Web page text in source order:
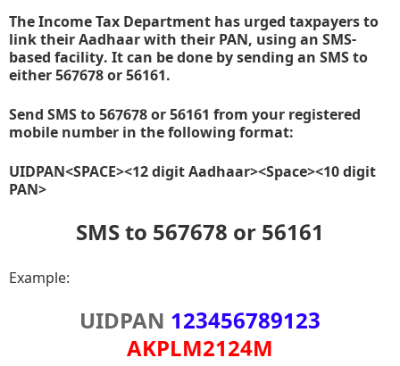
The Income Tax Department has urged taxpayers to
link their Aadhaar with their PAN, using an SMS-
based facility. It can be done by sending an SMS to
either 567678 or 56161.
Send SMS to 567678 or 56161 from your registered
mobile number in the following format:
UIDPAN<SPACE><12 digit Aadhaar><Space><10 digit
PAN>
SMS to 567678 or 56161
Example:
UIDPAN 123456789123
AKPLM2124M